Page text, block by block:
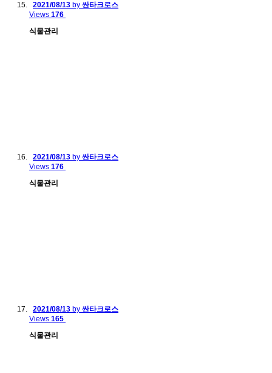
2021/08/13 by 싼타크로스
Views 176
식물관리
2021/08/13 by 싼타크로스
Views 176
식물관리
2021/08/13 by 싼타크로스
Views 165
식물관리